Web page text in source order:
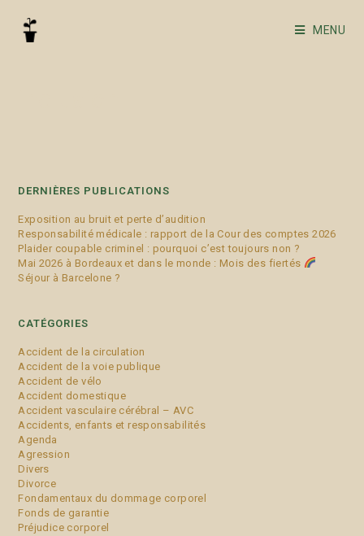
MENU
DERNIÈRES PUBLICATIONS
Exposition au bruit et perte d’audition
Responsabilité médicale : rapport de la Cour des comptes 2026
Plaider coupable criminel : pourquoi c’est toujours non ?
Mai 2026 à Bordeaux et dans le monde : Mois des fiertés
Séjour à Barcelone ?
CATÉGORIES
Accident de la circulation
Accident de la voie publique
Accident de vélo
Accident domestique
Accident vasculaire cérébral – AVC
Accidents, enfants et responsabilités
Agenda
Agression
Divers
Divorce
Fondamentaux du dommage corporel
Fonds de garantie
Préjudice corporel